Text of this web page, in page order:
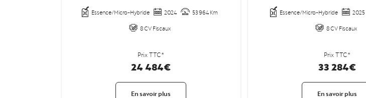
Essence/Micro-Hybride 2024
53 964 Km
8 CV Fiscaux
Prix TTC*
24 484€
En savoir plus
Essence/Micro-Hybride 2025
8 CV Fiscaux
Prix TTC*
33 284€
En savoir plus